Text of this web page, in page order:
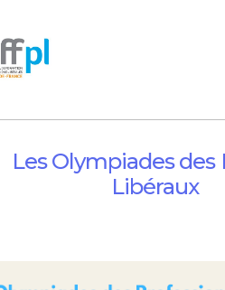
Les Olympiades des
Libéraux